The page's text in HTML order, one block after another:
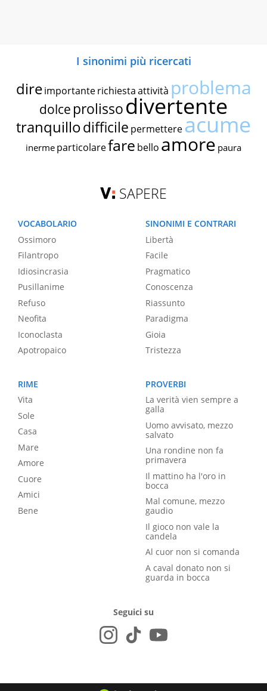
I sinonimi più ricercati
dire importante richiestaattività problema
dolce prolissodivertente
tranquillodifficile permettereacume
inerme particolarefare bello amore paura
SAPERE
VOCABOLARIO
Ossimoro
Filantropo
Idiosincrasia
Pusillanime
Refuso
Neofita
Iconoclasta
Apotropaico
SINONIMI E CONTRARI
Libertà
Facile
Pragmatico
Conoscenza
Riassunto
Paradigma
Gioia
Tristezza
RIME
Vita
Sole
Casa
Mare
Amore
Cuore
Amici
Bene
PROVERBI
La verità vien sempre a
galla
Uomo avvisato, mezzo
salvato
Una rondine non fa
primavera
Il mattino ha l'oro in
bocca
Mal comune, mezzo
gaudio
Il gioco non vale la
candela
Al cuor non si comanda
A caval donato non si
guarda in bocca
Seguici su